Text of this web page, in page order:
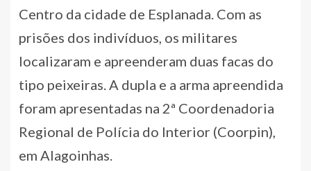
Centro da cidade de Esplanada. Com as
prisões dos indivíduos, os militares
localizaram e apreenderam duas facas do
tipo peixeiras. A dupla e a arma apreendida
foram apresentadas na 2ª Coordenadoria
Regional de Polícia do Interior (Coorpin),
em Alagoinhas.